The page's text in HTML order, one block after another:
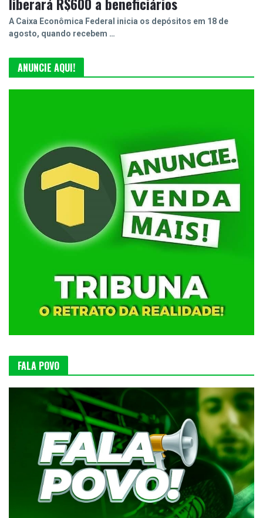
liberará R$600 a beneficiários
A Caixa Econômica Federal inicia os depósitos em 18 de
agosto, quando recebem …
ANUNCIE AQUI!
FALA POVO